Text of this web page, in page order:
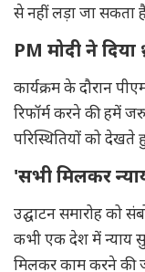
से नहीं लड़ा जा सकता
PM मोदी ने
कार्यक्रम के दौरान
रिफॉर्म करने की हमें
परिस्थितियों को
'सभी मिलकर
उद्घाटन समारोह को
कभी एक देश में न्याय
मिलकर काम करने की